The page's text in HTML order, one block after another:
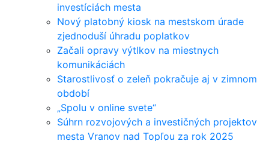
investíciách mesta
Nový platobný kiosk na mestskom úrade
zjednoduší úhradu poplatkov
Začali opravy výtlkov na miestnych
komunikáciách
Starostlivosť o zeleň pokračuje aj v zimnom
období
„Spolu v online svete“
Súhrn rozvojových a investičných projektov
mesta Vranov nad Topľou za rok 2025